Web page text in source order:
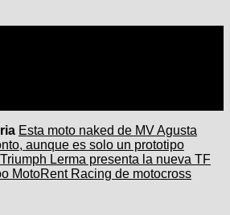
Esta moto naked de MV Agusta
aunque es solo un prototipo
Triumph Lerma presenta la nueva TF
MotoRent Racing de motocross